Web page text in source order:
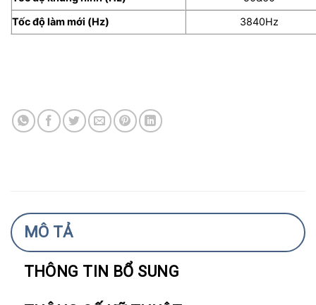
Tốc độ làm mới (Hz)
3840Hz
MÔ TẢ
THÔNG TIN BỔ SUNG